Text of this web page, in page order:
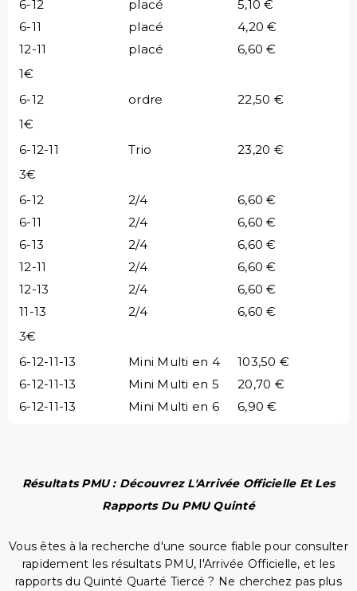
6-12 placé
5,10 €
6-11
placé
4,20 €
12-11
placé
6,60 €
1€
6-12
ordre
22,50 €
1€
6-12-11
Trio
23,20 €
3€
6-12
2/4
6,60 €
6-11
2/4
6,60 €
6-13
2/4
6,60 €
12-11
2/4
6,60 €
12-13
2/4
6,60 €
11-13
2/4
6,60 €
3€
6-12-11-13
Mini Multi en 4
103,50 €
6-12-11-13
Mini Multi en 5
20,70 €
6-12-11-13
Mini Multi en 6 6,90 €
Résultats PMU : Découvrez L'Arrivée Officielle Et Les
Rapports Du PMU Quinté
Vous êtes à la recherche d'une source fiable pour consulter
rapidement les résultats PMU, l'Arrivée Officielle, et les
rapports du Quinté Quarté Tiercé ? Ne cherchez pas plus